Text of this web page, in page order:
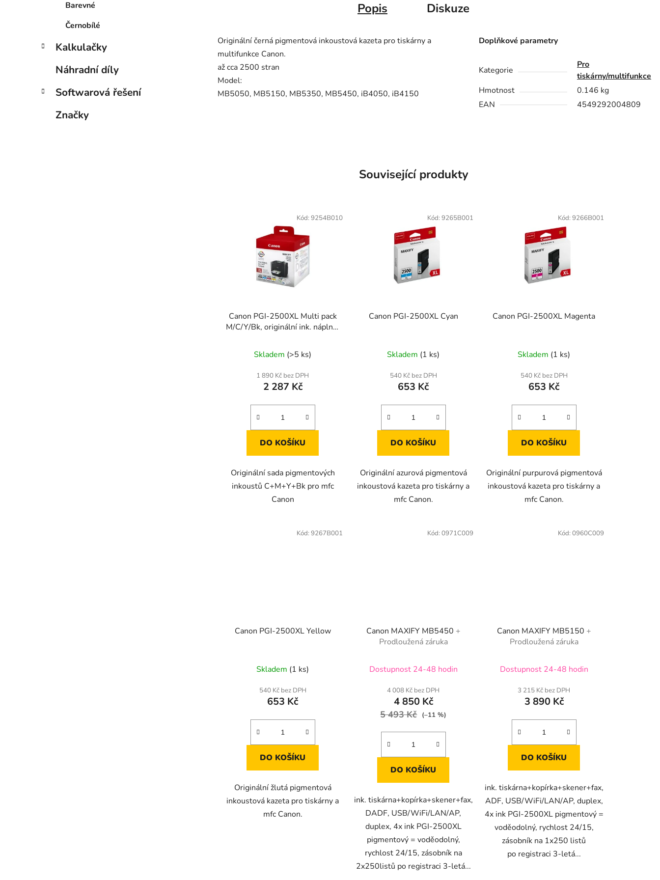
Barevné
Černobílé
Kalkulačky
Náhradní díly
Softwarová řešení
Značky
Popis Diskuze
Originální černá pigmentová inkoustová kazeta pro tiskárny a
multifunkce Canon.
až cca 2500 stran
Model:
MB5050, MB5150, MB5350, MB5450, iB4050, iB4150
Doplňkové parametry
Kategorie
Pro
tiskárny/multifunkce
Hmotnost
0.146 kg
EAN
4549292004809
Související produkty
Canon PGI-2500XL Multi pack
M/C/Y/Bk, originální ink. náplně,
Skladem (>5 ks)
1 890 Kč bez DPH
2 287 Kč
DO KOŠÍKU
Originální sada pigmentových
inkoustů C+M+Y+Bk pro mfc
Canon
Kód: 9254B010
Canon PGI-2500XL Cyan
Skladem (1 ks)
540 Kč bez DPH
653 Kč
DO KOŠÍKU
Originální azurová pigmentová
inkoustová kazeta pro tiskárny a
mfc Canon.
Kód: 9265B001
Canon PGI-2500XL Magenta
Skladem (1 ks)
540 Kč bez DPH
653 Kč
DO KOŠÍKU
Originální purpurová pigmentová
inkoustová kazeta pro tiskárny a
mfc Canon.
Kód: 9266B001
Canon PGI-2500XL Yellow
Skladem (1 ks)
540 Kč bez DPH
653 Kč
DO KOŠÍKU
Originální žlutá pigmentová
inkoustová kazeta pro tiskárny a
mfc Canon.
Kód: 9267B001
Canon MAXIFY MB5450 +
Prodloužená záruka
Dostupnost 24-48 hodin
4 008 Kč bez DPH
4 850 Kč
5 493 Kč (–11 %)
DO KOŠÍKU
ink. tiskárna+kopírka+skener+fax,
DADF, USB/WiFi/LAN/AP,
duplex, 4x ink PGI-2500XL
pigmentový = voděodolný,
rychlost 24/15, zásobník na
2x250listů po registraci 3-letá...
Kód: 0971C009
Canon MAXIFY MB5150 +
Prodloužená záruka
Dostupnost 24-48 hodin
3 215 Kč bez DPH
3 890 Kč
DO KOŠÍKU
ink. tiskárna+kopírka+skener+fax,
ADF, USB/WiFi/LAN/AP, duplex,
4x ink PGI-2500XL pigmentový =
voděodolný, rychlost 24/15,
zásobník na 1x250 listů
po registraci 3-letá...
Kód: 0960C009